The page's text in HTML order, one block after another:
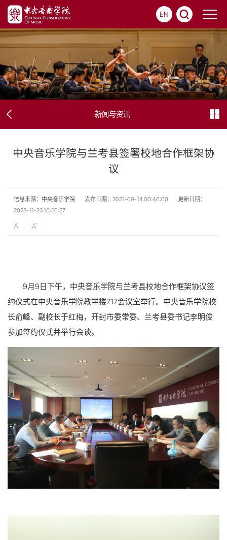
EN
新闻与资讯
中央音乐学院与兰考县签署校地合作框架协
议
信息来源：中央音乐学院 发布日期：2021-09-14 00:46:00
更新日期：
2023-11-23 10:56:57
9月9日下午，中央音乐学院与兰考县校地合作框架协议签
约仪式在中央音乐学院教学楼717会议室举行。中央音乐学院校
长俞峰、副校长于红梅，开封市委常委、兰考县委书记李明俊
参加签约仪式并举行会谈。